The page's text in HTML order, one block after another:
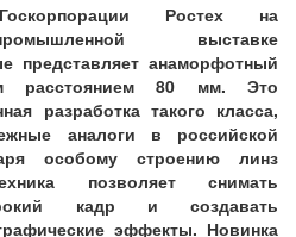
Госкорпорации Ростех на
выставке
представляет анаморфотный
расстоянием 80 мм. Это
разработка такого класса,
аналоги в российской
особому строению линз
позволяет снимать
кадр и создавать
эффекты. Новинка